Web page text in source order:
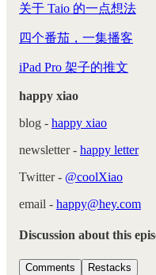
关于 Taio 的一点想法
四个番茄，一集播客
iPad Pro 架子的推文
happy xiao
blog - happy xiao
newsletter - happy letter
Twitter - @coolXiao
email - happy@hey.com
Discussion about this
Comments Restacks